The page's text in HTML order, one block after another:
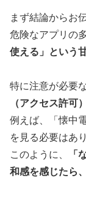
まず結論からお
危険なアプリの
使える」という
特に注意が必要
（アクセス許可）
例えば、「懐中
を見る必要はあ
このように、
「
和感を感じたら